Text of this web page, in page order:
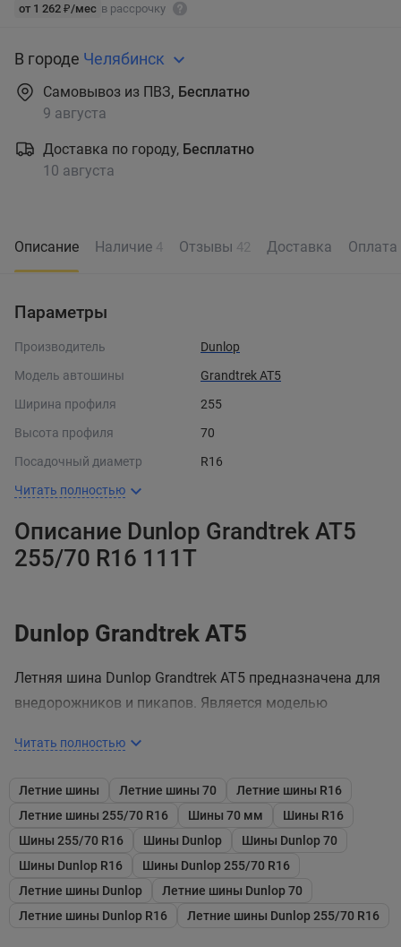
от 1 262 ₽/мес в рассрочку
В городе Челябинск
Самовывоз из ПВЗ, Бесплатно
9 августа
Доставка по городу, Бесплатно
10 августа
Описание Наличие 4 Отзывы 42 Доставка Оплата
Параметры
Производитель
Dunlop
Модель автошины
Grandtrek AT5
Ширина профиля
255
Высота профиля
70
Посадочный диаметр
R16
Читать полностью
Описание Dunlop Grandtrek AT5
255/70 R16 111T
Dunlop Grandtrek AT5
Летняя шина Dunlop Grandtrek AT5 предназначена для
внедорожников и пикапов. Является моделью
асфальтированных дорогах, так и грунтовых
Беговая часть протектора изготовлена из резиновой
смеси на основе двуокиси кремния, полимеров и
Читать полностью
Летние шины Летние шины 70
Летние шины R16
Летние шины 255/70 R16
Шины 70 мм
Шины R16
Шины 255/70 R16
Шины Dunlop
Шины Dunlop 70
Шины Dunlop R16
Шины Dunlop 255/70 R16
Летние шины Dunlop
Летние шины Dunlop 70
Летние шины Dunlop R16
Летние шины Dunlop 255/70 R16